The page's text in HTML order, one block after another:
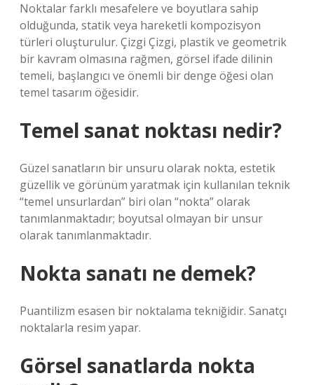
Noktalar farklı mesafelere ve boyutlara sahip
olduğunda, statik veya hareketli kompozisyon
türleri oluşturulur. Çizgi Çizgi, plastik ve geometrik
bir kavram olmasına rağmen, görsel ifade dilinin
temeli, başlangıcı ve önemli bir denge öğesi olan
temel tasarım öğesidir.
Temel sanat noktası nedir?
Güzel sanatların bir unsuru olarak nokta, estetik
güzellik ve görünüm yaratmak için kullanılan teknik
“temel unsurlardan” biri olan “nokta” olarak
tanımlanmaktadır; boyutsal olmayan bir unsur
olarak tanımlanmaktadır.
Nokta sanatı ne demek?
Puantilizm esasen bir noktalama tekniğidir. Sanatçı
noktalarla resim yapar.
Görsel sanatlarda nokta